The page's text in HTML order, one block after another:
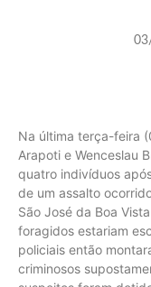
Na última terça-feira
Arapoti e Wenceslau
quatro indivíduos
de um assalto
São José da Boa
foragidos estariam
policiais então
criminosos